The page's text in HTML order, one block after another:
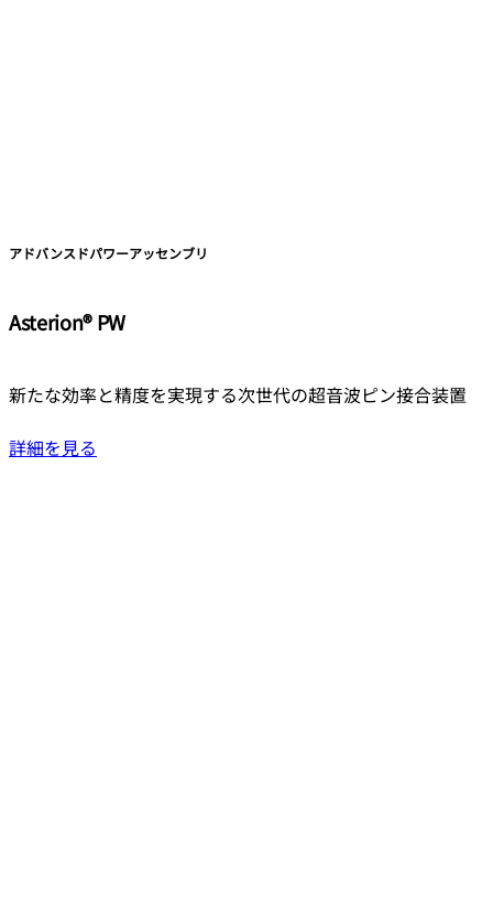
アドバンスドパワーアッセンブリ
Asterion® PW
新たな効率と精度を実現する次世代の超音波ピン接合装置
詳細を見る